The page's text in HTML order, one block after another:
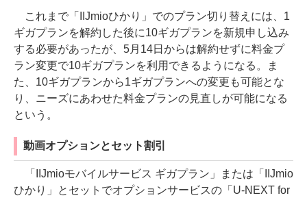
これまで「IIJmioひかり」でのプラン切り替えには、1
ギガプランを解約した後に10ギガプランを新規申し込み
する必要があったが、5月14日からは解約せずに料金プ
ラン変更で10ギガプランを利用できるようになる。ま
た、10ギガプランから1ギガプランへの変更も可能とな
り、ニーズにあわせた料金プランの見直しが可能になる
という。
動画オプションとセット割引
「IIJmioモバイルサービス ギガプラン」または「IIJmio
ひかり」とセットでオプションサービスの「U-NEXT for